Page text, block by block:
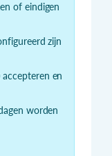
of eindigen
zijn
en
worden